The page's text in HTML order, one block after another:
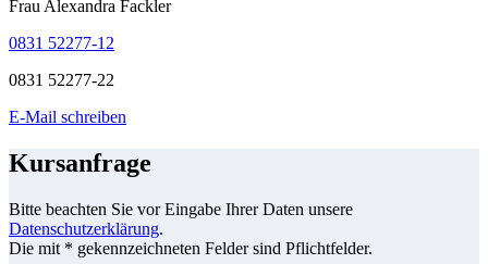
Frau Alexandra Fackler
0831 52277-12
0831 52277-22
E-Mail schreiben
Kursanfrage
Bitte beachten Sie vor Eingabe Ihrer Daten unsere
Datenschutzerklärung.
Die mit * gekennzeichneten Felder sind Pflichtfelder.